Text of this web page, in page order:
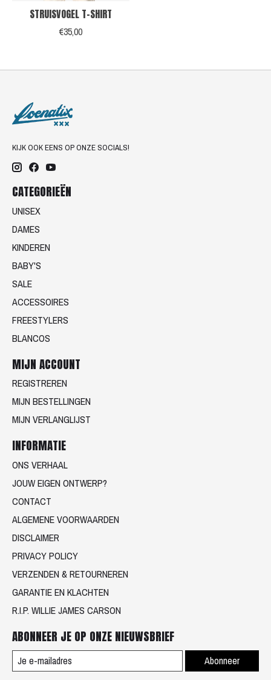
STRUISVOGEL T-SHIRT
€35,00
KIJK OOK EENS OP ONZE SOCIALS!
CATEGORIEËN
UNISEX
DAMES
KINDEREN
BABY'S
SALE
ACCESSOIRES
FREESTYLERS
BLANCOS
MIJN ACCOUNT
REGISTREREN
MIJN BESTELLINGEN
MIJN VERLANGLIJST
INFORMATIE
ONS VERHAAL
JOUW EIGEN ONTWERP?
CONTACT
ALGEMENE VOORWAARDEN
DISCLAIMER
PRIVACY POLICY
VERZENDEN & RETOURNEREN
GARANTIE EN KLACHTEN
R.I.P. WILLIE JAMES CARSON
ABONNEER JE OP ONZE NIEUWSBRIEF
Abonneer